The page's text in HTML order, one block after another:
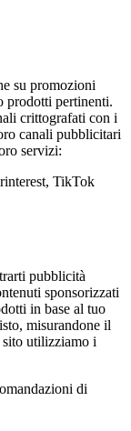
su promozioni
prodotti pertinenti.
crittografati con i
canali pubblicitari
servizi:
TikTok
pubblicità
sponsorizzati
in base al tuo
misurandone il
sito utilizziamo i
di